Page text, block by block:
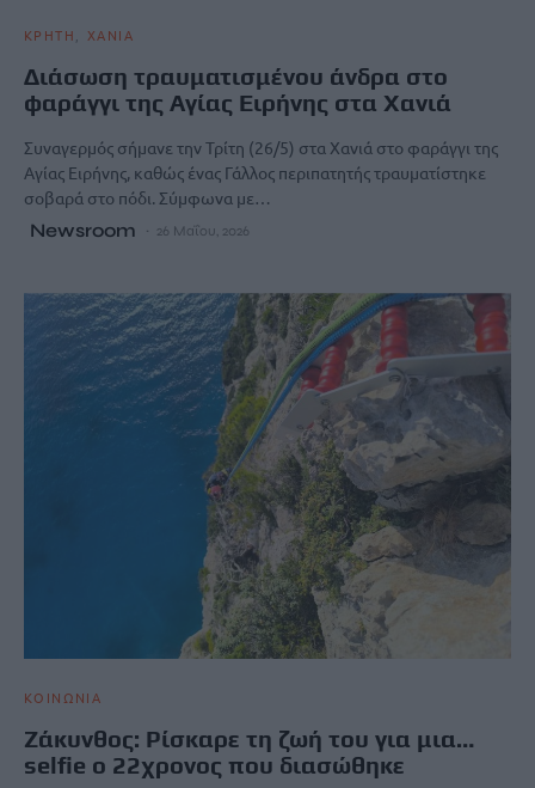
ΚΡΗΤΗ ΧΑΝΙΑ
Διάσωση τραυματισμένου άνδρα στο
φαράγγι της Αγίας Ειρήνης στα Χανιά
Συναγερμός σήμανε την Τρίτη (26/5) στα Χανιά στο φαράγγι της
Αγίας Ειρήνης, καθώς ένας Γάλλος περιπατητής τραυματίστηκε
σοβαρά στο πόδι. Σύμφωνα με…
Newsroom 26 Μαΐου, 2026
ΚΟΙΝΩΝΙΑ
Ζάκυνθος: Ρίσκαρε τη ζωή του για μια…
selfie o 22χρονος που διασώθηκε